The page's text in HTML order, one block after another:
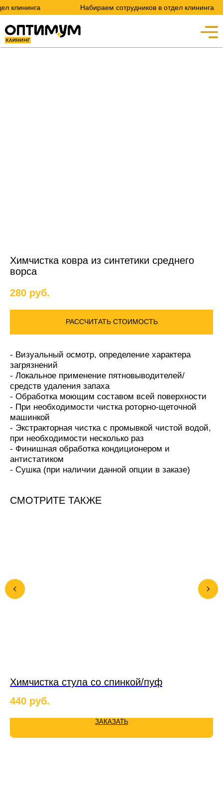
клининга Набираем сотрудников в отдел клининга
Химчистка ковра из синтетики среднего
ворса
280 руб.
РАССЧИТАТЬ СТОИМОСТЬ
- Визуальный осмотр, определение характера
загрязнений
- Локальное применение пятновыводителей/
средств удаления запаха
- Обработка моющим составом всей поверхности
- При необходимости чистка роторно-щеточной
машинкой
- Экстракторная чистка с промывкой чистой водой,
при необходимости несколько раз
- Финишная обработка кондиционером и
антистатиком
- Сушка (при наличии данной опции в заказе)
СМОТРИТЕ ТАКЖЕ
Химчистка стула со спинкой/пуф
440 руб.
ЗАКАЗАТЬ